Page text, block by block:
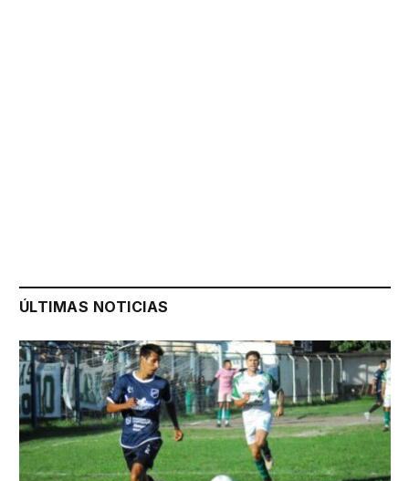
ÚLTIMAS NOTICIAS